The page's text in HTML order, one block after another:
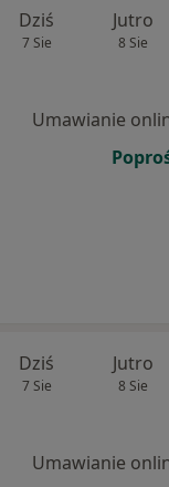
Dziś
7 Sie
Jutro
8 Sie
Umawianie
Dziś
7 Sie
Jutro
8 Sie
Umawianie